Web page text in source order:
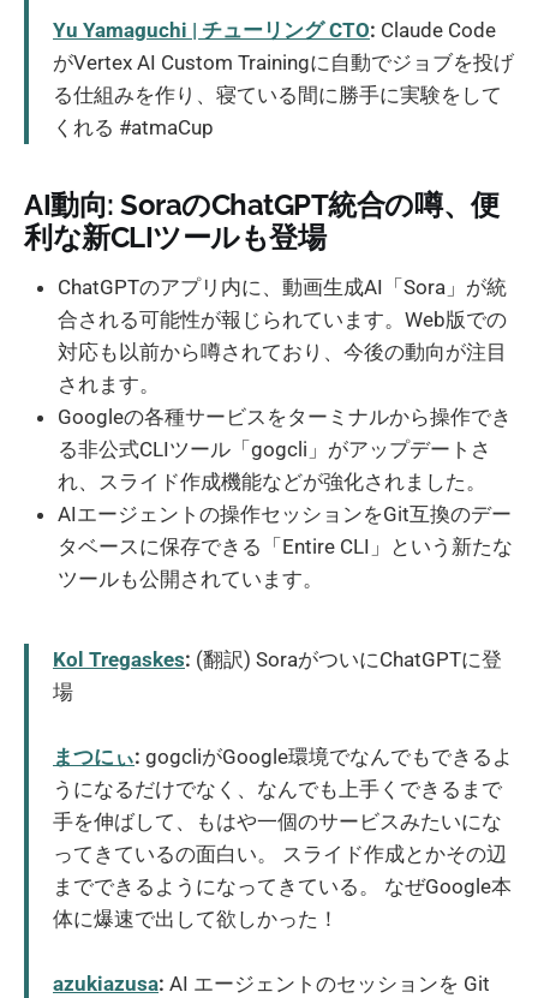
Yu Yamaguchi | チューリング CTO: Claude Code
がVertex AI Custom Trainingに自動でジョブを投げ
る仕組みを作り、寝ている間に勝手に実験をして
くれる #atmaCup
AI動向: SoraのChatGPT統合の噂、便
利な新CLIツールも登場
ChatGPTのアプリ内に、動画生成AI「Sora」が統
合される可能性が報じられています。Web版での
対応も以前から噂されており、今後の動向が注目
されます。
Googleの各種サービスをターミナルから操作でき
る非公式CLIツール「gogcli」がアップデートさ
れ、スライド作成機能などが強化されました。
AIエージェントの操作セッションをGit互換のデー
タベースに保存できる「Entire CLI」という新たな
ツールも公開されています。
Kol Tregaskes: (翻訳) SoraがついにChatGPTに登
場
まつにぃ: gogcliがGoogle環境でなんでもできるよ
うになるだけでなく、なんでも上手くできるまで
手を伸ばして、もはや一個のサービスみたいにな
ってきているの面白い。 スライド作成とかその辺
までできるようになってきている。 なぜGoogle本
体に爆速で出して欲しかった！
azukiazusa: AI エージェントのセッションを Git